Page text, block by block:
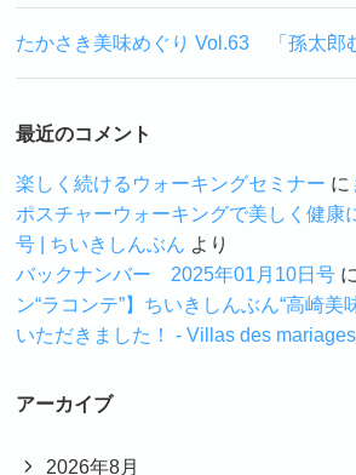
たかさき美味めぐり Vol.63 「孫太郎
最近のコメント
楽しく続けるウォーキングセミナー に
ポスチャーウォーキングで美しく健康
号 | ちいきしんぶん より
バックナンバー 2025年01月10日号 に
ン“ラコンテ”】ちいきしんぶん“高崎美
いただきました！ - Villas des mariages
アーカイブ
2026年8月